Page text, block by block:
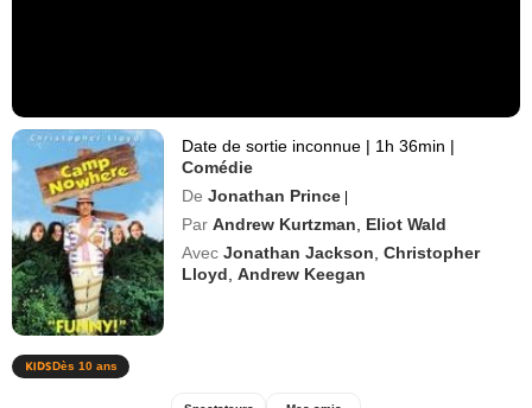
Date de sortie inconnue | 1h 36min |
Comédie
De Jonathan Prince |
Par Andrew Kurtzman
Eliot Wald
Avec Jonathan Jackson ,Christopher
Lloyd ,Andrew Keegan
Dès 10 ans